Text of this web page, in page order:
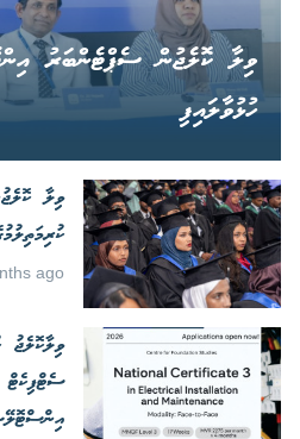
ވިލާ ކޮލެޖުން ސެޕްޓެންބަރު
ހުޅުވާލައިފި
ago
ވިލާކޮލެޖު